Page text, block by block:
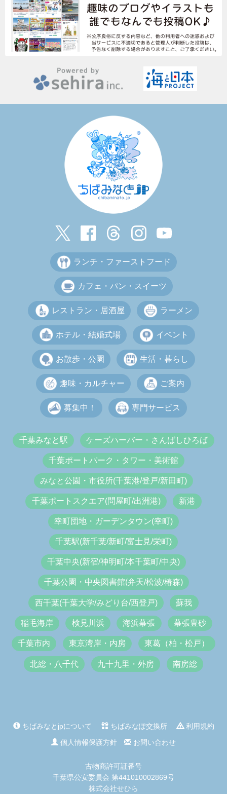
ランチ・ファーストフード
カフェ・パン・スイーツ
レストラン・居酒屋 ラーメン
ホテル・結婚式場 イベント
お散歩・公園 生活・暮らし
趣味・カルチャー ご案内
募集中！ 専門サービス
千葉みなと駅 ケーズハーバー・さんばしひろば
千葉ポートパーク・タワー・美術館
みなと公園・市役所(千葉港/登戸/新田町)
千葉ポートスクエア(問屋町/出洲港) 新港
幸町団地・ガーデンタウン(幸町)
千葉駅(新千葉/新町/富士見/栄町)
千葉中央(新宿/神明町/本千葉町/中央)
千葉公園・中央図書館(弁天/松波/椿森)
西千葉(千葉大学/みどり台/西登戸) 蘇我
稲毛海岸 検見川浜 海浜幕張 幕張豊砂
千葉市内 東京湾岸・内房 東葛（柏・松戸）
北総・八千代 九十九里・外房 南房総
ちばみなとjpについて ちばみなぽ交換所
利用規約
個人情報保護方針
お問い合わせ
古物商許可証番号
千葉県公安委員会 第441010002869号
株式会社せひら